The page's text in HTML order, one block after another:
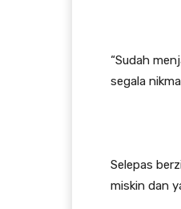
“Sudah
segala
Selepas
miskin dan